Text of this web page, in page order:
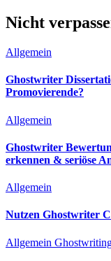
Nicht
Allgemein
Ghostwriter
Promovierende?
Allgemein
Ghostwriter
erkennen & seriöse
Allgemein
Nutzen Ghostwriter
Allgemein